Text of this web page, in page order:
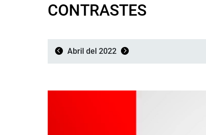
CONTRASTES
Abril del 2022